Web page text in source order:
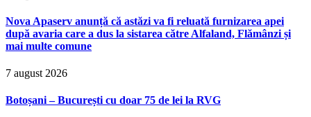
Nova Apaserv anunță că astăzi va fi reluată furnizarea apei
după avaria care a dus la sistarea către Alfaland, Flămânzi și
mai multe comune
7 august 2026
Botoșani – București cu doar 75 de lei la RVG